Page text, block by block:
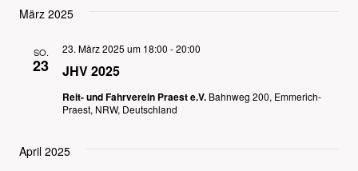
März 2025
SO.
23 JHV 2025
23. März 2025 um 18:00 -20:00
Reit- und Fahrverein Praest e.V. Bahnweg 200, Emmerich-
Praest, NRW, Deutschland
April 2025